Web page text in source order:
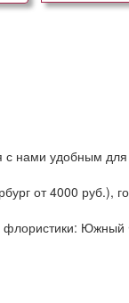
нами удобным
от 4000 руб.),
флористики: